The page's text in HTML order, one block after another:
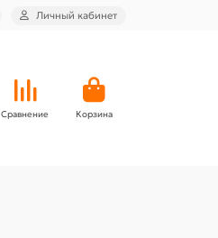
Личный кабинет
Сравнение Корзина